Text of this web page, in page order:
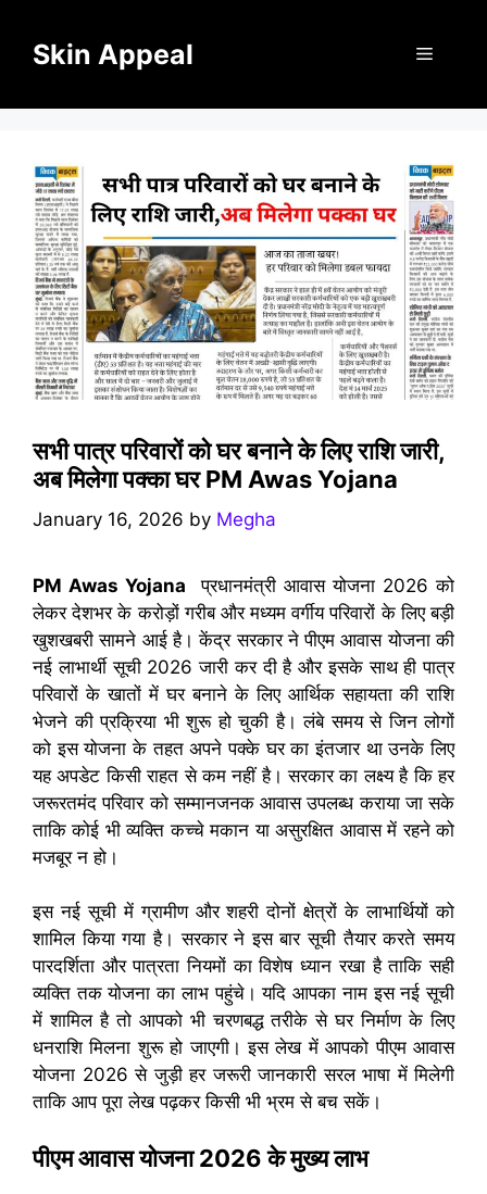
contentSkin Appeal Menu
सभी पात्र परिवारों को घर बनाने के लिए राशि जारी,
अब मिलेगा पक्का घर PM Awas Yojana
January 16, 2026 by Megha
PM Awas Yojana प्रधानमंत्री आवास योजना 2026 को
लेकर देशभर के करोड़ों गरीब और मध्यम वर्गीय परिवारों के लिए बड़ी
खुशखबरी सामने आई है। केंद्र सरकार ने पीएम आवास योजना की
नई लाभार्थी सूची 2026 जारी कर दी है और इसके साथ ही पात्र
परिवारों के खातों में घर बनाने के लिए आर्थिक सहायता की राशि
भेजने की प्रक्रिया भी शुरू हो चुकी है। लंबे समय से जिन लोगों
को इस योजना के तहत अपने पक्के घर का इंतजार था उनके लिए
यह अपडेट किसी राहत से कम नहीं है। सरकार का लक्ष्य है कि हर
जरूरतमंद परिवार को सम्मानजनक आवास उपलब्ध कराया जा सके
ताकि कोई भी व्यक्ति कच्चे मकान या असुरक्षित आवास में रहने को
मजबूर न हो।
इस नई सूची में ग्रामीण और शहरी दोनों क्षेत्रों के लाभार्थियों को
शामिल किया गया है। सरकार ने इस बार सूची तैयार करते समय
पारदर्शिता और पात्रता नियमों का विशेष ध्यान रखा है ताकि सही
व्यक्ति तक योजना का लाभ पहुंचे। यदि आपका नाम इस नई सूची
में शामिल है तो आपको भी चरणबद्ध तरीके से घर निर्माण के लिए
धनराशि मिलना शुरू हो जाएगी। इस लेख में आपको पीएम आवास
योजना 2026 से जुड़ी हर जरूरी जानकारी सरल भाषा में मिलेगी
ताकि आप पूरा लेख पढ़कर किसी भी भ्रम से बच सकें।
पीएम आवास योजना 2026 के मुख्य लाभ